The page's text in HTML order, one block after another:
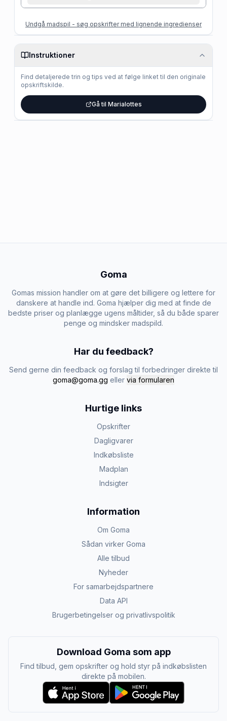
Undgå madspil - søg opskrifter med lignende ingredienser
Instruktioner
Find detaljerede trin og tips ved at følge linket til den originale
opskriftskilde.
Gå til Marialottes
Goma
Gomas mission handler om at gøre det billigere og lettere for
danskere at handle ind. Goma hjælper dig med at finde de
bedste priser og planlægge ugens måltider, så du både sparer
penge og mindsker madspild.
Har du feedback?
Send gerne din feedback og forslag til forbedringer direkte til
goma@goma.gg eller via formularen
Hurtige links
Opskrifter
Dagligvarer
Indkøbsliste
Madplan
Indsigter
Information
Om Goma
Sådan virker Goma
Alle tilbud
Nyheder
For samarbejdspartnere
Data API
Brugerbetingelser og privatlivspolitik
Download Goma som app
Find tilbud, gem opskrifter og hold styr på indkøbslisten
direkte på mobilen.